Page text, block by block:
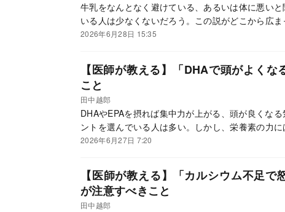
牛乳をなんとなく避けている、あるいは体に悪い
いる人は少なくないだろう。この説がどこから広
2026年6月28日 15:35
【医師が教える】「DHAで頭がよく
こと
田中越郎
DHAやEPAを摂れば集中力が上がる、頭が良くな
ントを選んでいる人は多い。しかし、栄養素の力
2026年6月27日 7:20
【医師が教える】「カルシウム不足
が注意すべきこと
田中越郎